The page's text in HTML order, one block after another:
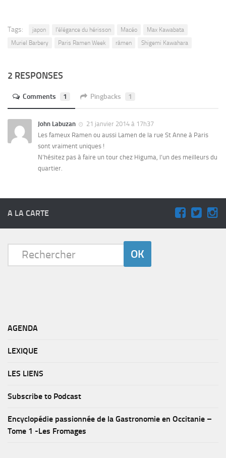
Tags: japon l'élégance du hérisson Macéo
Max Kawabata
Muriel Barbery
Paris Ramen Week râmen Shigemi Kawahara
2 RESPONSES
Comments 1 Pingbacks 1
John Labuzan
21 janvier 2014 à 17h37
Les fameux Ramen ou aussi Lamen de la rue St Anne à Paris
sont vraiment uniques !
N’hésitez pas à faire un tour chez Higuma, l’un des meilleurs du
quartier.
A LA CARTE
AGENDA
LEXIQUE
LES LIENS
Subscribe to Podcast
Encyclopédie passionnée de la Gastronomie en Occitanie –
Tome 1 -Les Fromages